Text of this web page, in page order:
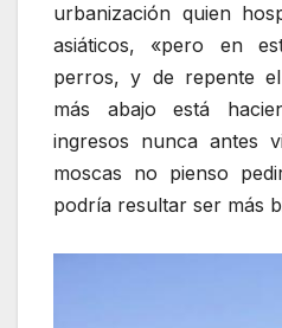
urbanización quien
asiáticos, «pero en
perros, y de repente
más abajo está
ingresos nunca antes
moscas no pienso
podría resultar ser más